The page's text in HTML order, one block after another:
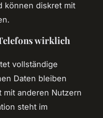
können diskret mit
wirklich
vollständige
Daten bleiben
anderen Nutzern
steht im